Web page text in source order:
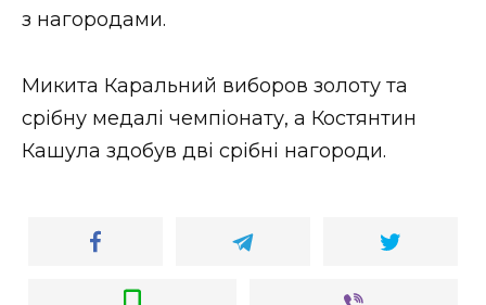
з нагородами.
Микита Каральний виборов золоту та
срібну медалі чемпіонату, а Костянтин
Кашула здобув дві срібні нагороди.